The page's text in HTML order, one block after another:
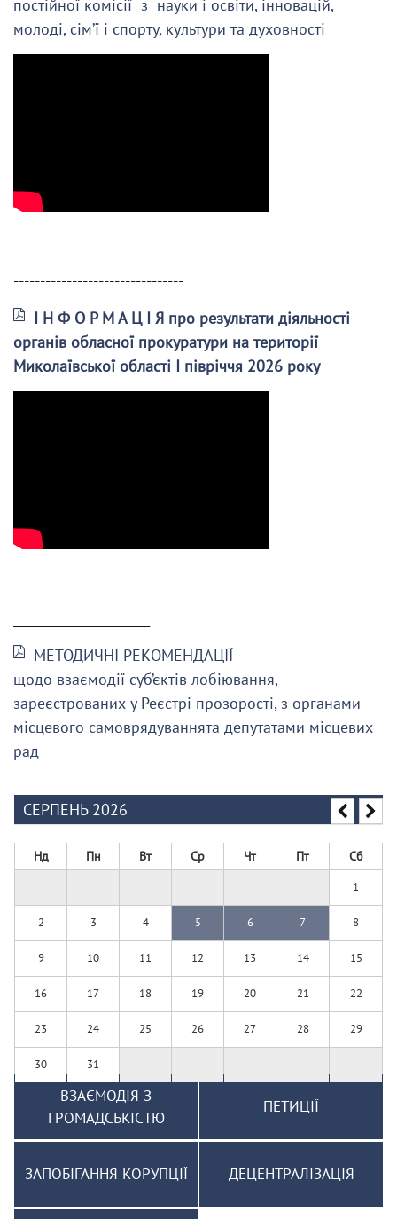
постійної комісії з науки і освіти, інновацій,
молоді, сім’ї і спорту, культури та духовності
--------------------------------
І Н Ф О Р М А Ц І Я про результати діяльності
органів обласної прокуратури на території
Миколаївської області І півріччя 2026 року
МЕТОДИЧНІ РЕКОМЕНДАЦІЇ
щодо взаємодії суб’єктів лобіювання,
зареєстрованих у Реєстрі прозорості, з органами
місцевого самоврядуваннята депутатами місцевих
рад
СЕРПЕНЬ 2026
Нд Пн Вт Ср Чт Пт Сб
1
2 3 4 5 6 7 8
9 10 11 12 13 14 15
16 17 18 19 20 21 22
23 24 25 26 27 28 29
30 31
ВЗАЄМОДІЯ З
ГРОМАДСЬКІСТЮ
ПЕТИЦІЇ
ЗАПОБІГАННЯ КОРУПЦІЇ ДЕЦЕНТРАЛІЗАЦІЯ